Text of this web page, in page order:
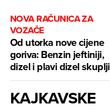
NOVA RAČUNICA ZA
VOZAČE
Od utorka nove cijene
goriva: Benzin jeftiniji,
dizel i plavi dizel skuplji
KAJKAVSKE